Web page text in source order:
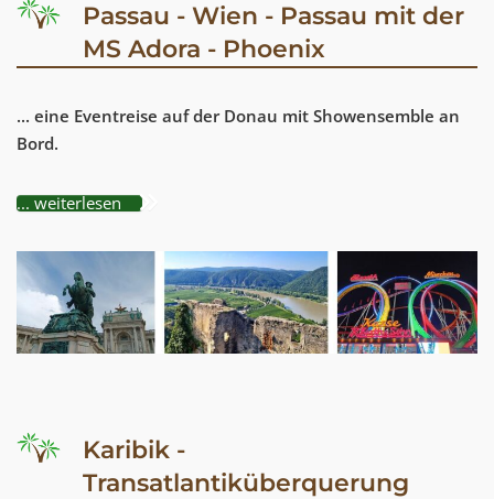
Passau - Wien - Passau mit der
MS Adora - Phoenix
... eine Eventreise auf der Donau mit Showensemble an
Bord.
... weiterlesen
Karibik -
Transatlantiküberquerung